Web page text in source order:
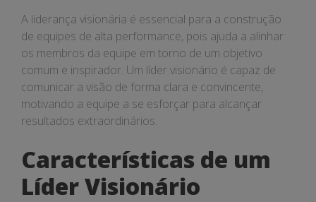
A liderança visionária é essencial para a construção
de equipes de alta performance, pois ajuda a alinhar
os membros da equipe em torno de um objetivo
comum e inspirador. Um líder visionário é capaz de
comunicar a visão de forma clara e convincente,
motivando a equipe a se esforçar para alcançar
resultados extraordinários.
Características de um
Líder Visionário